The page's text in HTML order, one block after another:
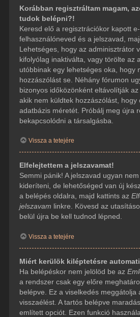
Korábban regisztráltam magam,
tudok belépni?!
Keresd elő a regisztrációkor kapott
felhasználóneved és a jelszavad,
Lehetséges, hogy az adminisztrátor
kifolyólag inaktiválta, vagy törölte az
utóbbinak egy lehetséges oka, hogy
hozzászólást se. Néhány fórumon
bizonyos időközönként eltávolítják
akik nem küldtek hozzászólást, hogy
adatbázis méretét. Próbálj meg újra
bekapcsolódni a társalgásba.
Vissza a tetejére
Elfelejtettem a jelszavamat!
Semmi pánik! A jelszavad ugyan
kideríteni, de lehetőséged van új
a belépés oldalra, majd kattints az
jelszavam linkre. Kövesd az
belül újra be kell tudnod lépned.
Vissza a tetejére
Miért kerülök kiléptetésre
Ha belépéskor nem jelölöd be az
a rendszer csak egy előre
belépve. Ez a viselkedés meggátolja
visszaélést. A tartós belépve
említett opciót. Ezen funkció